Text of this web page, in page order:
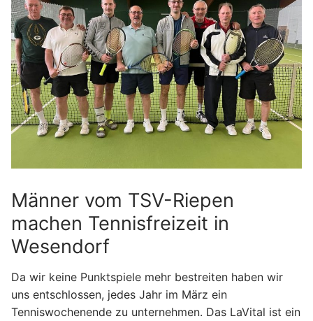
Männer vom TSV-Riepen
machen Tennisfreizeit in
Wesendorf
Da wir keine Punktspiele mehr bestreiten haben wir
uns entschlossen, jedes Jahr im März ein
Tenniswochenende zu unternehmen. Das LaVital ist ein